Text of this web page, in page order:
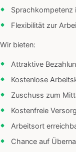
Sprachkompetenz
Flexibilität zur
Wir bieten:
Attraktive
Kostenlose
Zuschuss zum
Kostenfreie
Arbeitsort
Chance auf